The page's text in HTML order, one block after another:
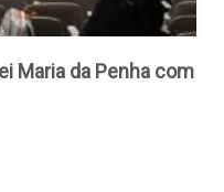
Maria da Penha com